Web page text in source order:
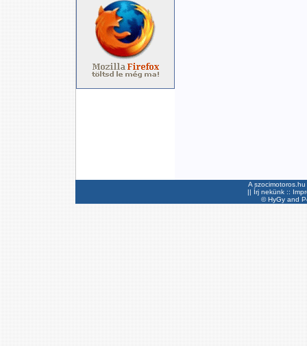
A
|| Írj nekünk ::
©HyGyand